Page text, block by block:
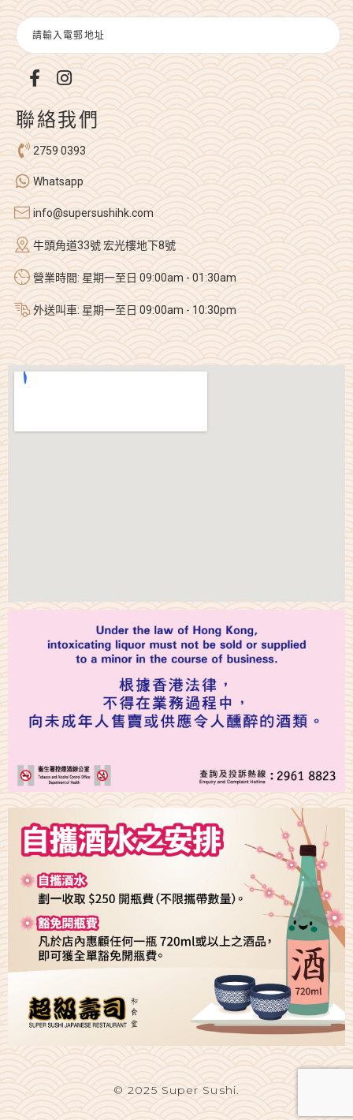
聯絡我們
2759 0393
Whatsapp
info@supersushihk.com
牛頭角道33號 宏光樓地下8號
營業時間: 星期一至日 09:00am - 01:30am
外送叫車: 星期一至日 09:00am - 10:30pm
© 2025 Super Sushi.